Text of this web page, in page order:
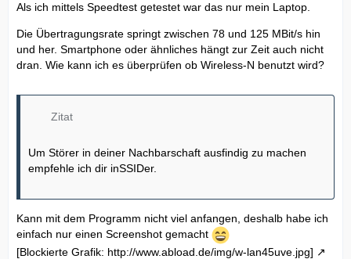
Als ich mittels Speedtest getestet war das nur mein Laptop.
Die Übertragungsrate springt zwischen 78 und 125 MBit/s hin
und her. Smartphone oder ähnliches hängt zur Zeit auch nicht
dran. Wie kann ich es überprüfen ob Wireless-N benutzt wird?
Zitat
Um Störer in deiner Nachbarschaft ausfindig zu machen
empfehle ich dir inSSIDer.
Kann mit dem Programm nicht viel anfangen, deshalb habe ich
einfach nur einen Screenshot gemacht
[Blockierte Grafik: http://www.abload.de/img/w-lan45uve.jpg]